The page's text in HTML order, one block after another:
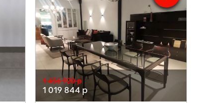
1 456 920 р
1 019 844 р